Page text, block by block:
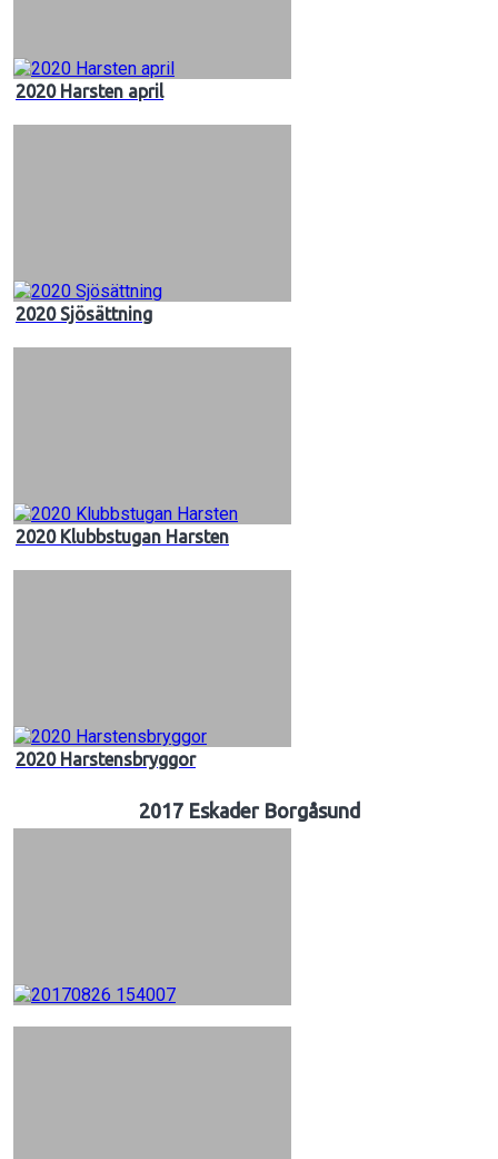
2020 Harsten april
2020 Sjösättning
2020 Klubbstugan Harsten
2020 Harstensbryggor
2017 Eskader Borgåsund